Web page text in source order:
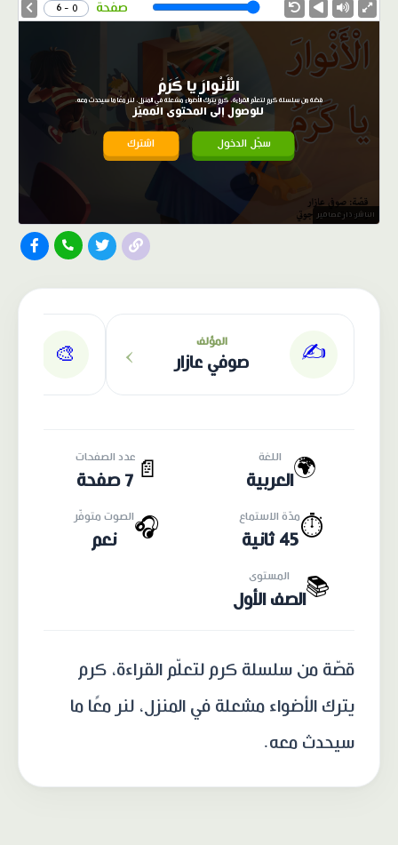
صفحة 0 - 6
الْأَنْوارَ يا كَرَمُ
قصّة من سلسلة كرم لتعلّم القراءة، كرم يترك الأضواء مشعلة في المنزل، لنر معًا ما سيحدث معه.
للوصول إلى المحتوى المميّز
سجّل الدخول اشترك
الناشر: دار عصافير
✍️ المؤلف
صوفي عازار ›
🎨
🌍 اللغة
العربية 📄
عدد الصفحات
7 صفحة
⏱️مدّة الاستماع
45 ثانية
🎧الصوت متوفّر
نعم
📚 المستوى
الصف الأول
قصّة من سلسلة كرم لتعلّم القراءة، كرم
يترك الأضواء مشعلة في المنزل، لنر معًا ما
سيحدث معه.